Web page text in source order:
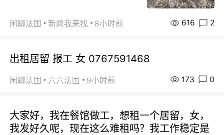
闲聊法国 新闻我来找 8小时前 616 2
出租居留 报工 女 0767591468
闲聊法国 六六法国 9小时前 173 0
大家好，我在餐馆做工，想租一个居留，女，
我发好久呢，现在这么难租吗？我工作稳定是